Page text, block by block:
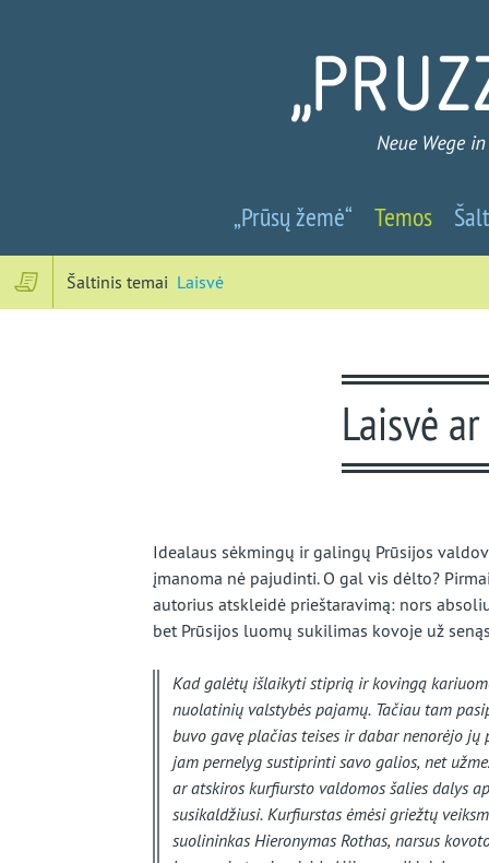
žemė
-
keliai
užmirštą
kraštą
„Prūsų žemė“ Temos
Šaltinis temai Laisvė
Laisvė
Idealaus sėkmingų ir galingų Prūsijos
įmanoma nė pajudinti. O gal vis dėlto?
autorius atskleidė prieštaravimą: nors
bet Prūsijos luomų sukilimas kovoje už
Kad galėtų išlaikyti stiprią ir kovingą
nuolatinių valstybės pajamų. Tačiau tam
buvo gavę plačias teises ir dabar nenorėjo
jam pernelyg sustiprinti savo galios, net
ar atskiros kurfiursto valdomos šalies dalys
susikaldžiusi. Kurfiurstas ėmėsi griežtų
suolininkas Hieronymas Rothas, narsus